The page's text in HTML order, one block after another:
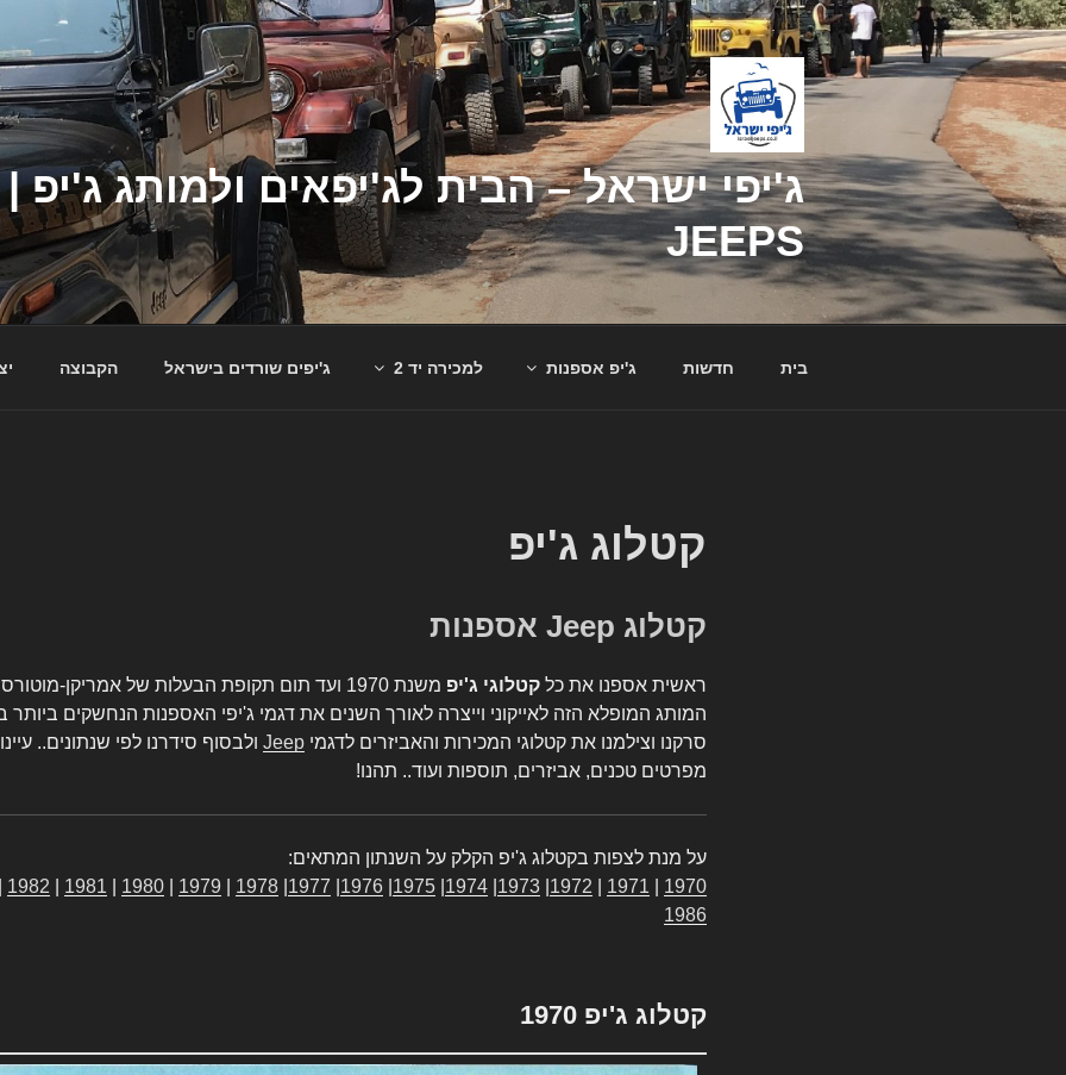
דילוג
לתוכן
JEEPS
בית חדשות ג'יפ אספנות למכירה יד 2 ג'יפים שורדים בישראל הקבוצה
קטלוג ג'יפ
קטלוג Jeep אספנות
ראשית אספנו את כל קטלוגי ג'יפ
משנת 1970 ועד תום תקופת הבעלות של אמריקן-
המותג המופלא הזה לאייקוני וייצרה לאורך השנים את דגמי ג'יפי האספנות הנחשקים
סרקנו וצילמנו את קטלוגי המכירות והאביזרים לדגמי Jeep ולבסוף סידרנו לפי שנתונים..
מפרטים טכנים, אביזרים, תוספות ועוד.. תהנו!
על מנת לצפות בקטלוג ג'יפ הקלק על השנתון המתאים:
1970
1971
1972
1973
1974
1975
1976
1977
1978
1979
1980
1981
1982
1986
קטלוג ג'יפ 1970